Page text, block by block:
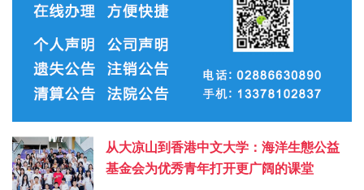
从大凉山到香港中文大学：海洋生態公益
基金会为优秀青年打开更广阔的课堂